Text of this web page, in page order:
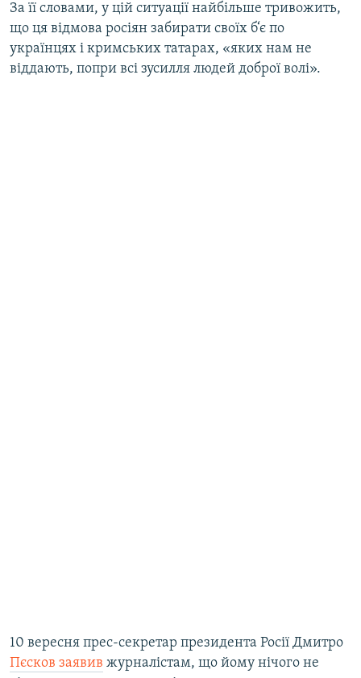
За її словами, у цій ситуації найбільше тривожить,
що ця відмова росіян забирати своїх б‘є по
українцях і кримських татарах, «яких нам не
віддають, попри всі зусилля людей доброї волі».
10 вересня прес-секретар президента Росії Дмитро
Пєсков заявив журналістам, що йому нічого не